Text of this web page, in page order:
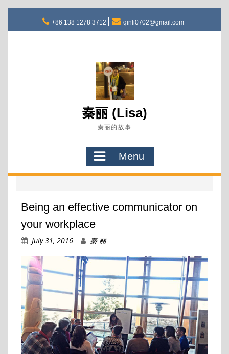
content
+86 138 1278 3712 qinli0702@gmail.com
秦丽 (Lisa)
秦丽的故事
Menu
Being an effective communicator on
your workplace
July 31, 2016 秦 丽